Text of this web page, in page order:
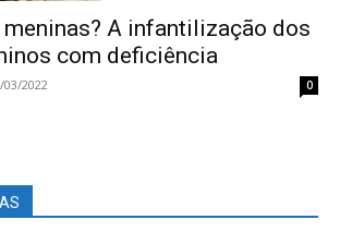
meninas? A infantilização dos
com deficiência
03/2022 0